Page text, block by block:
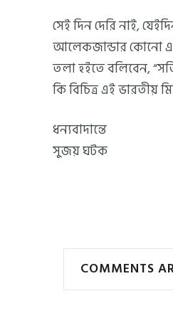
সেই দিন দেরি নাই,
আলেকজান্ডার কোনো
তলা হইতে বলিবেন,
কি বিচিত্র এই ভারতীয়
ধন্যবাদান্তে
সুজয় ঘটক
COMMENTS